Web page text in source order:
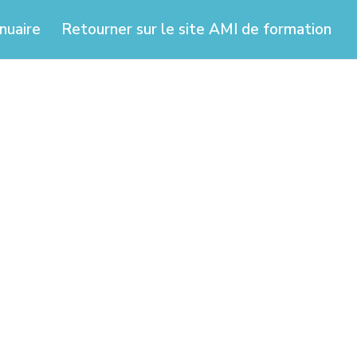
Retourner sur le site AMI de formation